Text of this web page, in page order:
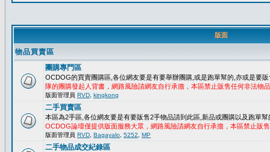
版面
物品買賣區
團購專門區
OCDOG的買賣團購區,各位網友要是有要舉辦團購,或是跑單幫的,亦或是要
隊的團購發起人背書，網路風險請網友自行承擔，本區禁止販售任何非法物
版面管理員 RVD kingkong
二手買賣區
本區為2手區,各位網友要是有要販售2手物品請到此區,新品或團購以及跑單
OCDOG論壇僅提供版面服務大眾，網路風險請網友自行承擔，本區禁止販
版面管理員 RVD Bagayalo 5252 MP
二手物品成交紀錄區